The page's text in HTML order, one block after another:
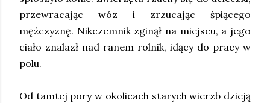
przewracając wóz i zrzucając śpiącego
mężczyznę. Nikczemnik zginął na miejscu, a jego
ciało znalazł nad ranem rolnik, idący do pracy w
polu.
Od tamtej pory w okolicach starych wierzb dzieją